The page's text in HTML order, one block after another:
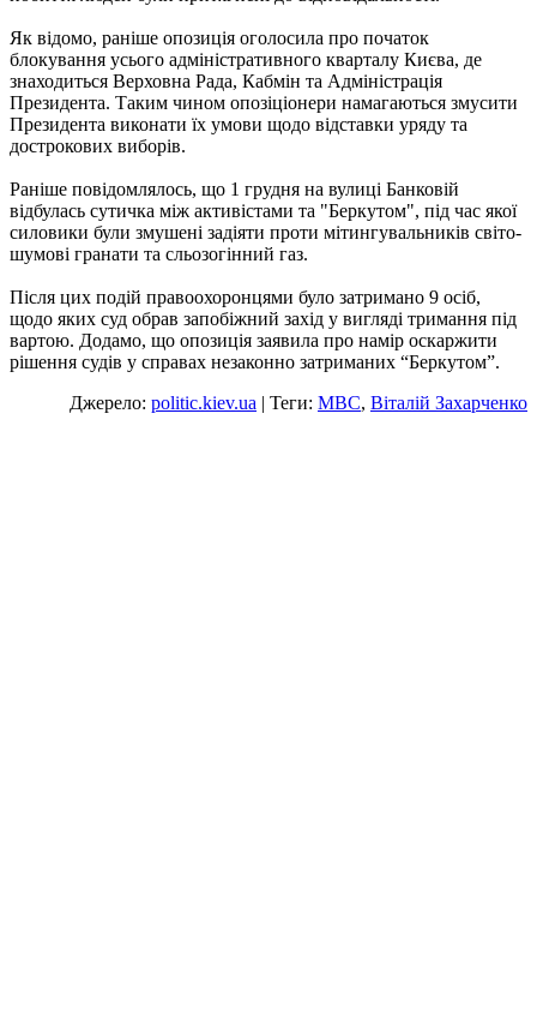
Як відомо, раніше опозиція оголосила про початок
блокування усього адміністративного кварталу Києва, де
знаходиться Верховна Рада, Кабмін та Адміністрація
Президента. Таким чином опозіціонери намагаються змусити
Президента виконати їх умови щодо відставки уряду та
дострокових виборів.
Раніше повідомлялось, що 1 грудня на вулиці Банковій
відбулась сутичка між активістами та "Беркутом", під час якої
силовики були змушені задіяти проти мітингувальників світо-
шумові гранати та сльозогінний газ.
Після цих подій правоохоронцями було затримано 9 осіб,
щодо яких суд обрав запобіжний захід у вигляді тримання під
вартою. Додамо, що опозиція заявила про намір оскаржити
рішення судів у справах незаконно затриманих “Беркутом”.
Джерело: politic.kiev.ua | Теги: МВС, Віталій Захарченко